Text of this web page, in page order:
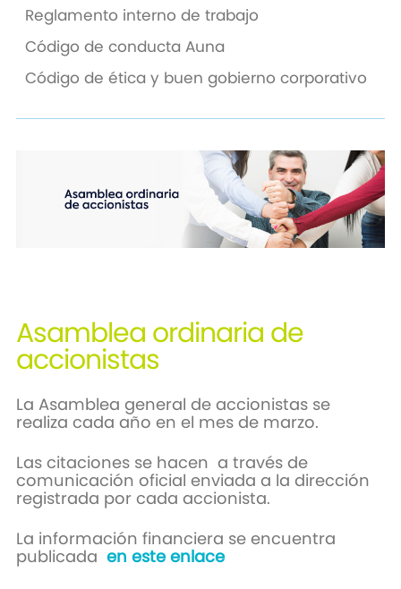
Reglamento interno de trabajo
Código de conducta Auna
Código de ética y buen gobierno corporativo
Asamblea ordinaria de
accionistas
La Asamblea general de accionistas se
realiza cada año en el mes de marzo.
Las citaciones se hacen a través de
comunicación oficial enviada a la dirección
registrada por cada accionista.
La información financiera se encuentra
publicada en este enlace